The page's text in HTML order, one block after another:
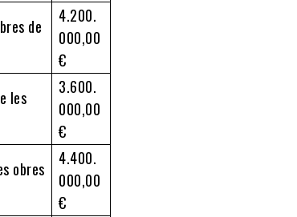
de
4.200.
000,00
€
les
3.600.
000,00
€
obres
4.400.
000,00
€